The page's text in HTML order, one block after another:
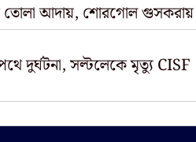
তোলা আদায়, শোরগোল গুসকরায়
দুর্ঘটনা, সল্টলেকে মৃত্যু CISF